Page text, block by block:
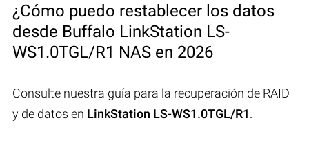
¿Cómo puedo restablecer los datos
desde Buffalo LinkStation LS-
WS1.0TGL/R1 NAS en 2026
Consulte nuestra guía para la recuperación de RAID
y de datos en LinkStation LS-WS1.0TGL/R1.